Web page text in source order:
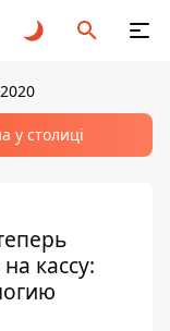
у столиці
кассу: